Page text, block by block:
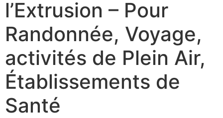
l’Extrusion – Pour
Randonnée, Voyage,
activités de Plein Air,
Établissements de
Santé